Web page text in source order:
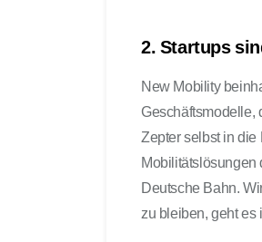
2. Startups
New Mobility
Geschäftsmodelle,
Zepter selbst in
Mobilitätslösungen
Deutsche Bahn.
zu bleiben, geht es